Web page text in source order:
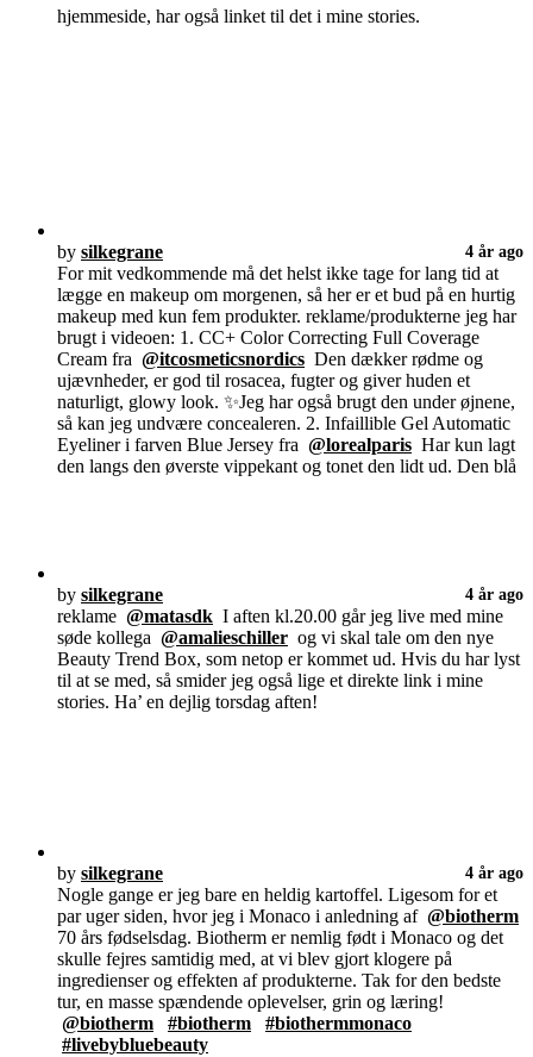
hjemmeside, har også linket til det i mine stories.
by silkegrane 4 år ago
For mit vedkommende må det helst ikke tage for lang tid at
lægge en makeup om morgenen, så her er et bud på en hurtig
makeup med kun fem produkter. reklame/produkterne jeg har
brugt i videoen: 1. CC+ Color Correcting Full Coverage
Cream fra @itcosmeticsnordics Den dækker rødme og
ujævnheder, er god til rosacea, fugter og giver huden et
naturligt, glowy look. ✨Jeg har også brugt den under øjnene,
så kan jeg undvære concealeren. 2. Infaillible Gel Automatic
Eyeliner i farven Blue Jersey fra @lorealparis Har kun lagt
den langs den øverste vippekant og tonet den lidt ud. Den blå
by silkegrane 4 år ago
reklame @matasdk I aften kl.20.00 går jeg live med mine
søde kollega @amalieschiller og vi skal tale om den nye
Beauty Trend Box, som netop er kommet ud. Hvis du har lyst
til at se med, så smider jeg også lige et direkte link i mine
stories. Ha’ en dejlig torsdag aften!
by silkegrane 4 år ago
Nogle gange er jeg bare en heldig kartoffel. Ligesom for et
par uger siden, hvor jeg i Monaco i anledning af @biotherm
70 års fødselsdag. Biotherm er nemlig født i Monaco og det
skulle fejres samtidig med, at vi blev gjort klogere på
ingredienser og effekten af produkterne. Tak for den bedste
tur, en masse spændende oplevelser, grin og læring!
@biotherm
#biotherm
#biothermmonaco
#livebybluebeauty